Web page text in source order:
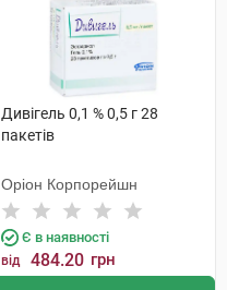
Дивігель 0,1 % 0,5 г 28
пакетів
Оріон Корпорейшн
Є в наявності
від 484.20 грн